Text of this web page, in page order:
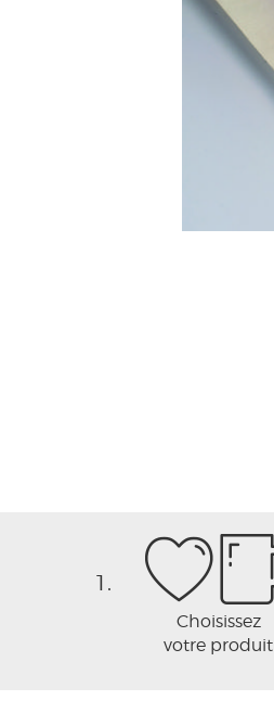
1.
Choisissez
votre produit